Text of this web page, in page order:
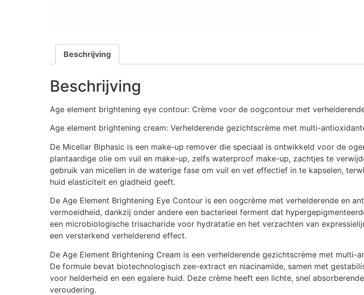
Beschrijving
Beschrijving
Age element brightening eye contour: Crème voor de oogcontour met
Age element brightening cream: Verhelderende gezichtscrème met multi-
De Micellar Biphasic is een make-up remover die speciaal is ontwikkeld voor de
plantaardige olie om vuil en make-up, zelfs waterproof make-up, zachtjes te
gebruik van micellen in de waterige fase om vuil en vet effectief in te kapselen,
huid elasticiteit en gladheid geeft.
De Age Element Brightening Eye Contour is een oogcrème met verhelderende en
vermoeidheid, dankzij onder andere een bacterieel ferment dat
een microbiologische trisacharide voor hydratatie en het verzachten van
een versterkend verhelderend effect.
De Age Element Brightening Cream is een verhelderende gezichtscrème met
De formule bevat biotechnologisch zee-extract en niacinamide, samen met
voor helderheid en een egalere huid. Deze crème heeft een lichte, snel
veroudering.